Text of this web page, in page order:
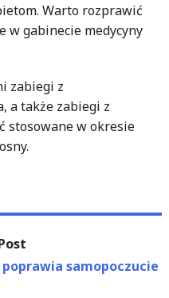
Warto rozprawić
w gabinecie medycyny
zabiegi z
a także zabiegi z
stosowane w okresie
Previous
post:samopoczucie